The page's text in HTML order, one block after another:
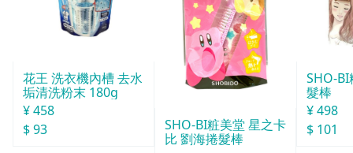
花王 洗衣機內槽 去水
垢清洗粉末 180g
¥ 458
$ 93
SHO-BI粧美堂 星之卡
比 劉海捲髮棒
SHO-
髮棒
¥ 498
$ 101